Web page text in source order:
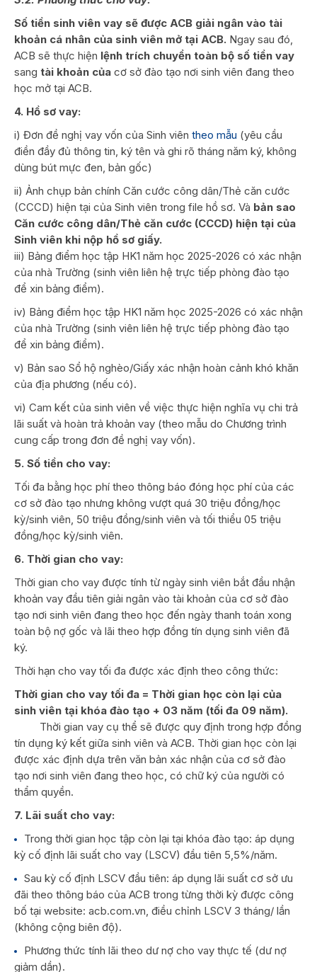
Số tiền sinh viên vay sẽ được ACB giải ngân vào tài
khoản cá nhân của sinh viên mở tại ACB. Ngay sau đó,
ACB sẽ thực hiện lệnh trích chuyển toàn bộ số tiền vay
sang tài khoản của cơ sở đào tạo nơi sinh viên đang theo
học mở tại ACB.
4. Hồ sơ vay:
i) Đơn đề nghị vay vốn của Sinh viên theo mẫu (yêu cầu
điền đầy đủ thông tin, ký tên và ghi rõ tháng năm ký, không
dùng bút mực đen, bản gốc)
ii) Ảnh chụp bản chính Căn cước công dân/Thẻ căn cước
(CCCD) hiện tại của Sinh viên trong file hồ sơ. Và bản sao
Căn cước công dân/Thẻ căn cước (CCCD) hiện tại của
Sinh viên khi nộp hồ sơ giấy.
iii) Bảng điểm học tập HK1 năm học 2025-2026 có xác nhận
của nhà Trường (sinh viên liên hệ trực tiếp phòng đào tạo
để xin bảng điểm).
iv) Bảng điểm học tập HK1 năm học 2025-2026 có xác nhận
của nhà Trường (sinh viên liên hệ trực tiếp phòng đào tạo
để xin bảng điểm).
v) Bản sao Sổ hộ nghèo/Giấy xác nhận hoàn cảnh khó khăn
của địa phương (nếu có).
vi) Cam kết của sinh viên về việc thực hiện nghĩa vụ chi trả
lãi suất và hoàn trả khoản vay (theo mẫu do Chương trình
cung cấp trong đơn đề nghị vay vốn).
5. Số tiền cho vay:
Tối đa bằng học phí theo thông báo đóng học phí của các
cơ sở đào tạo nhưng không vượt quá 30 triệu đồng/học
kỳ/sinh viên, 50 triệu đồng/sinh viên và tối thiểu 05 triệu
đồng/học kỳ/sinh viên.
6. Thời gian cho vay:
Thời gian cho vay được tính từ ngày sinh viên bắt đầu nhận
khoản vay đầu tiên giải ngân vào tài khoản của cơ sở đào
tạo nơi sinh viên đang theo học đến ngày thanh toán xong
toàn bộ nợ gốc và lãi theo hợp đồng tín dụng sinh viên đã
ký.
Thời hạn cho vay tối đa được xác định theo công thức:
Thời gian cho vay tối đa = Thời gian học còn lại của
sinh viên tại khóa đào tạo + 03 năm (tối đa 09 năm).
Thời gian vay cụ thể sẽ được quy định trong hợp đồng
tín dụng ký kết giữa sinh viên và ACB. Thời gian học còn lại
được xác định dựa trên văn bản xác nhận của cơ sở đào
tạo nơi sinh viên đang theo học, có chữ ký của người có
thẩm quyền.
7. Lãi suất cho vay:
Trong thời gian học tập còn lại tại khóa đào tạo: áp dụng
kỳ cố định lãi suất cho vay (LSCV) đầu tiên 5,5%/năm.
Sau kỳ cố định LSCV đầu tiên: áp dụng lãi suất cơ sở ưu
đãi theo thông báo của ACB trong từng thời kỳ được công
bố tại website: acb.com.vn, điều chỉnh LSCV 3 tháng/ lần
(không cộng biên độ).
Phương thức tính lãi theo dư nợ cho vay thực tế (dư nợ
giảm dần).